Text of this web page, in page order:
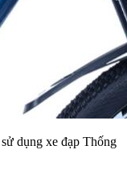
dụng xe đạp Thống